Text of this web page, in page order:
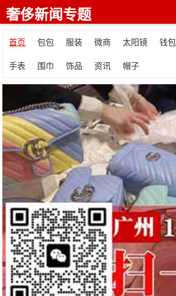
首页 包包 服装 微商 太阳镜 钱包
手表 围巾 饰品 资讯 帽子
奢侈新闻专题